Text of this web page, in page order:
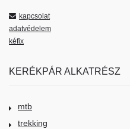
kapcsolat
adatvédelem
kéfix
KERÉKPÁR ALKATRÉSZ
mtb
trekking